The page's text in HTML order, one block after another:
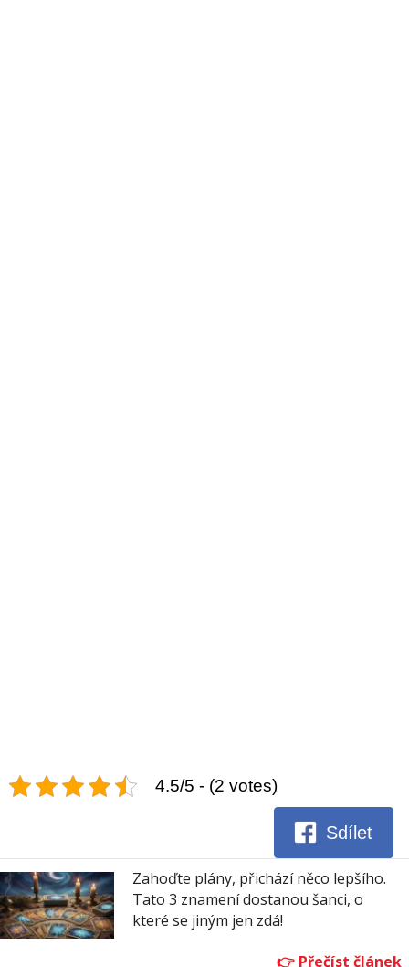
4.5/5 - (2 votes)
Sdílet
Zahoďte plány, přichází něco lepšího.
Tato 3 znamení dostanou šanci, o
které se jiným jen zdá!